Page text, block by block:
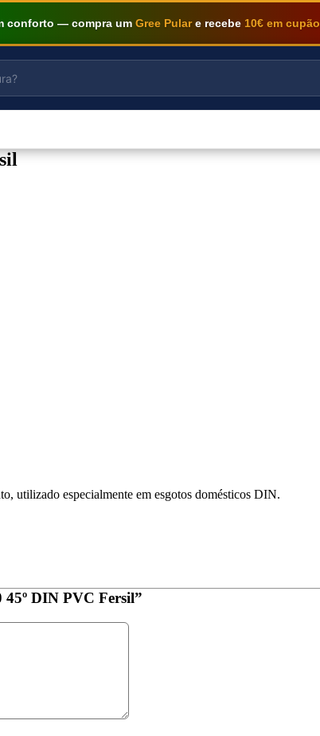
conforto — compra um Gree Pulare recebe 10€ em cupão
utilizado especialmente em esgotos domésticos DIN.
DIN PVC Fersil”